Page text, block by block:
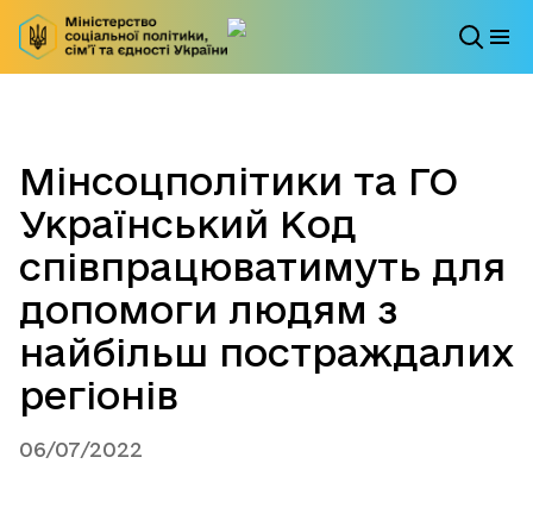
Мінсоцполітики та ГО
Український Код
співпрацюватимуть для
допомоги людям з
найбільш постраждалих
регіонів
06/07/2022